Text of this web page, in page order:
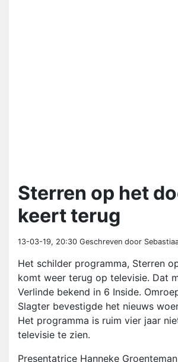
Sterren op het
keert terug
13-03-19, 20:30 Geschreven door
Het schilder programma, Sterren
komt weer terug op televisie. Dat
Verlinde bekend in 6 Inside.
Slagter bevestigde het nieuws
Het programma is ruim vier jaar
televisie te zien.
Presentatrice Hanneke